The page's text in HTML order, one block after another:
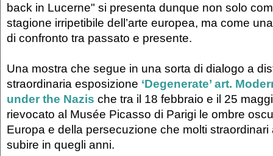
back in Lucerne" si presenta dunque non solo
stagione irripetibile dell’arte europea, ma come
di confronto tra passato e presente.
Una mostra che segue in una sorta di dialogo a
straordinaria esposizione ‘Degenerate’ art.
under the Nazis che tra il 18 febbraio e il 25
rievocato al Musée Picasso di Parigi le ombre
Europa e della persecuzione che molti straordinari
subire in quegli anni.